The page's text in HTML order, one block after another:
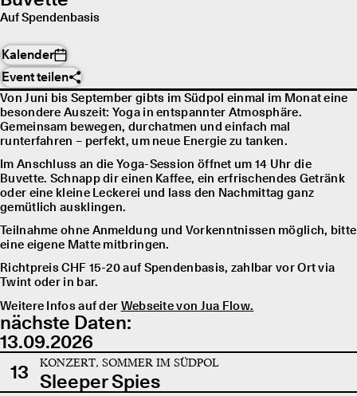
Auf Spendenbasis
Kalender
Event teilen
Von Juni bis September gibts im Südpol einmal im Monat eine
besondere Auszeit: Yoga in entspannter Atmosphäre.
Gemeinsam bewegen, durchatmen und einfach mal
runterfahren – perfekt, um neue Energie zu tanken.
Im Anschluss an die Yoga-Session öffnet um 14 Uhr die
Buvette. Schnapp dir einen Kaffee, ein erfrischendes Getränk
oder eine kleine Leckerei und lass den Nachmittag ganz
gemütlich ausklingen.
Teilnahme ohne Anmeldung und Vorkenntnissen möglich, bitte
eine eigene Matte mitbringen.
Richtpreis CHF 15-20 auf Spendenbasis, zahlbar vor Ort via
Twint oder in bar.
Weitere Infos auf der Webseite von Jua Flow.
nächste Daten:
13.09.2026
13
KONZERT, SOMMER IM SÜDPOL
Sleeper Spies